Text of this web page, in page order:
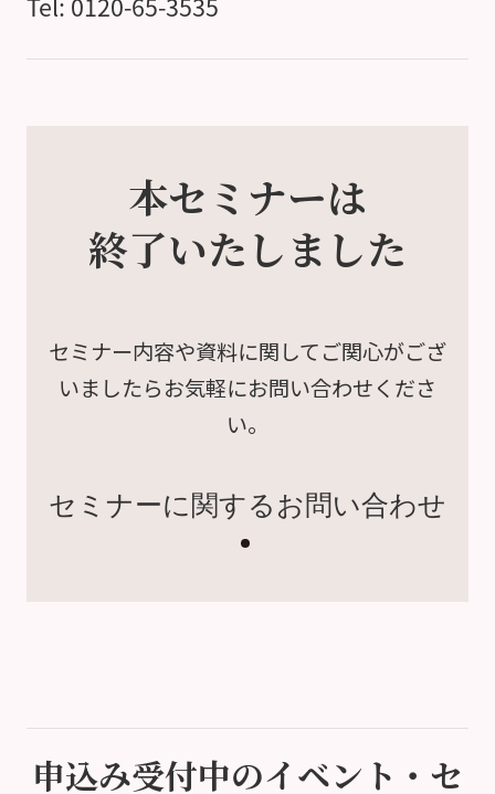
本セミナーは
終了いたしました
セミナー内容や資料に関してご関心がござ
いましたらお気軽にお問い合わせくださ
い。
セミナーに関するお問い合わせ
申込み受付中のイベント・セ